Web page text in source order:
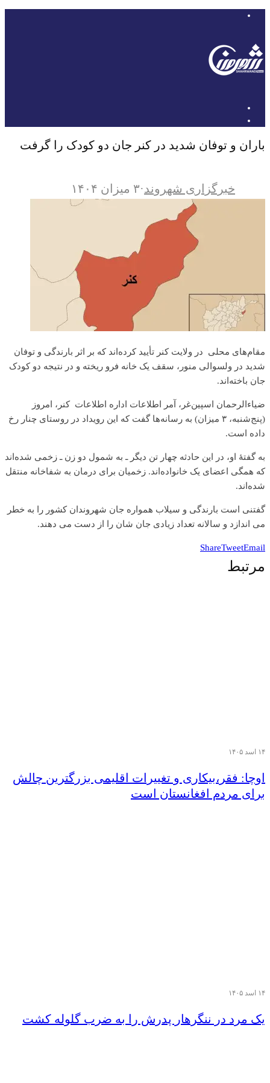
باران و توفان شدید در کنر جان دو کودک را گرفت
خبرگزاری شهروند·۳ میزان ۱۴۰۴
مقام‌های محلی در ولایت کنر تأیید کرده‌اند که بر اثر بارندگی و توفان
شدید در ولسوالی منور، سقف یک خانه فرو ریخته و در نتیجه دو کودک
جان باخته‌اند.
ضیاءالرحمان اسپین‌غر، آمر اطلاعات اداره اطلاعات کنر، امروز
(پنج‌شنبه، ۳ میزان) به رسانه‌ها گفت که این رویداد در روستای چنار رخ
داده است.
به گفتۀ او، در این حادثه چهار تن دیگر ـ به شمول دو زن ـ زخمی شده‌اند
که همگی اعضای یک خانواده‌اند. زخمیان برای درمان به شفاخانه منتقل
شده‌اند.
گفتنی است بارندگی و سیلاب همواره جان شهروندان کشور را به خطر
می اندازد و سالانه تعداد زیادی جان شان را از دست می دهند.
ShareTweetEmail
مرتبط
۱۴ اسد ۱۴۰۵
اوچا: فقر،بیکاری و تغییرات اقلیمی بزرگترین چالش
برای مردم افغانستان است
۱۴ اسد ۱۴۰۵
یک مرد در ننگرهار پدرش را به ضرب گلوله کشت